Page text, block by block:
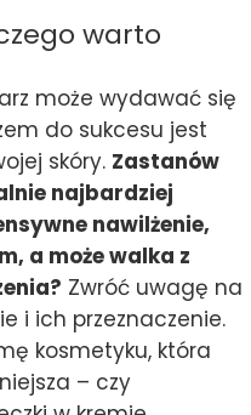
warto
może wydawać się
do sukcesu jest
skóry. Zastanów
najbardziej
nawilżenie,
a może walka z
Zwróć uwagę na
i ich przeznaczenie.
kosmetyku, która
– czy